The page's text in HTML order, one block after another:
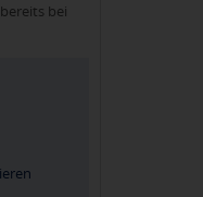
bei